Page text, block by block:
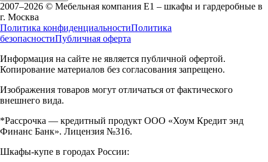
2007–2026 © Мебельная компания Е1 – шкафы и гардеробные в
г. Москва
Политика конфиденциальностиПолитика
безопасностиПубличная оферта
Информация на сайте не является публичной офертой.
Копирование материалов без согласования запрещено.
Изображения товаров могут отличаться от фактического
внешнего вида.
*Рассрочка — кредитный продукт ООО «Хоум Кредит энд
Финанс Банк». Лицензия №316.
Шкафы-купе в городах России: